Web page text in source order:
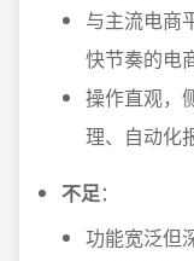
与主流电商
快节奏的电
操作直观，
理、自动化
不足：
功能宽泛但